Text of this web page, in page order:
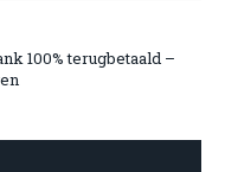
100% terugbetaald –